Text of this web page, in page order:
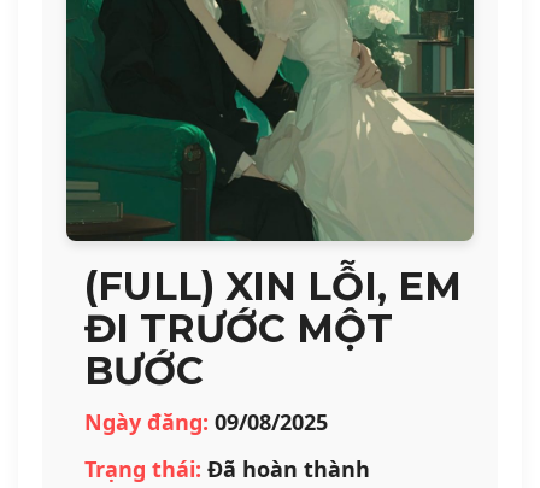
(FULL) XIN LỖI, EM
ĐI TRƯỚC MỘT
BƯỚC
Ngày đăng: 09/08/2025
Trạng thái: Đã hoàn thành